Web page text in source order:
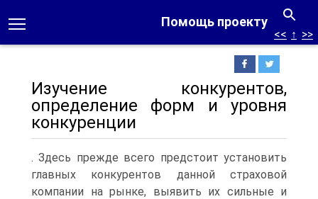
Помощь проекту
<< ↑ >>
Изучение конкурентов,
определение форм и уровня
конкуренции
. Здесь прежде всего предстоит установить
главных конкурентов данной страховой
компании на рынке, выявить их сильные и